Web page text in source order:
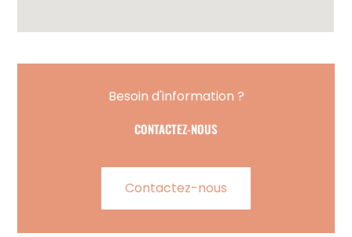
Besoin d'information ?
CONTACTEZ-NOUS
Contactez-nous